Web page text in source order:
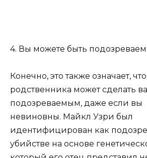
4. Вы можете быть
Конечно, это также означает,
родственника может сделать
подозреваемым, даже если вы
невиновны. Майкл Узри был
идентифицирован как
убийстве на основе